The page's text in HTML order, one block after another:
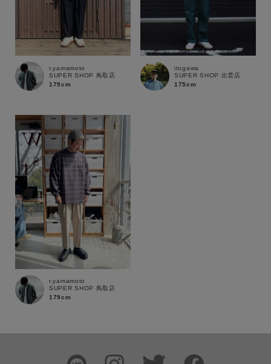
r.yamamoto
SUPER SHOP 鳥取店
179cm
itogawa
SUPER SHOP 出雲店
175cm
r.yamamoto
SUPER SHOP 鳥取店
179cm